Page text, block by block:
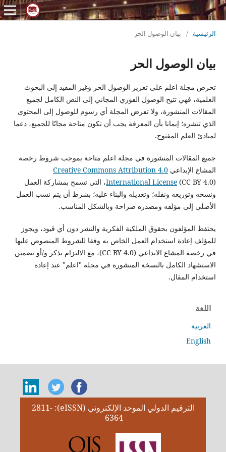
الرئيسية / بيان الوصول الحر
بيان الوصول الحر
تحرص مجلة اعلم على تعزيز الوصول الحر وغير المقيد إلى البحوث
العلمية، فهي تتيح الوصول الفوري المجاني إلى النص الكامل لجميع
المقالات المنشورة، ولا تفرض المجلة أي رسوم للوصول إلى المحتوى
الذي تنشره؛ إيمانا بأن المعرفة يجب أن تكون متاحة مجانًا للجميع، دعما
لمبادئ العلم المفتوح.
جميع المقالات المنشورة في مجلة اعلم متاحة بموجب شروط رخصة
المشاع الإبداعي Creative Commons Attribution 4.0
International License(CC BY 4.0)، التي تسمح بمشاركة العمل
ونسخه وتوزيعه ونقله؛ وتعديله والبناء عليه؛ بشرط أن يتم نسب العمل
الأصلي إلى مؤلفه ومصدره صراحة وبالشكل المناسب.
يحتفظ المؤلفون بحقوق الملكية الفكرية والنشر دون أي قيود، ويجوز
للمؤلف إعادة استخدام العمل الخاص به وفقا للشروط المنصوص عليها
في رخصة المشاع الابداعي (CC BY 4.0)، مع الالتزام بذكر و/أو تضمين
الاستشهاد الكامل بالنسخة المنشورة في مجلة "اعلم" عند إعادة
استخدام المقال.
اللغة
العربية
English
الترقيم الدولي الموحد الإلكتروني (eISSN): 2811-
6364